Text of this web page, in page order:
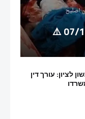
לציון: עורך דין